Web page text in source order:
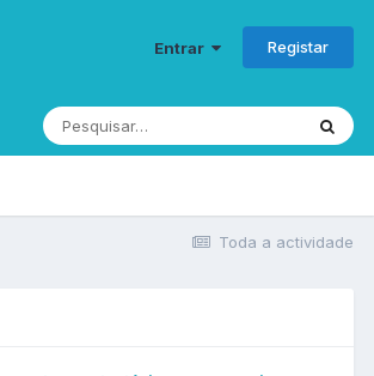
Entrar Registar
Toda a actividade